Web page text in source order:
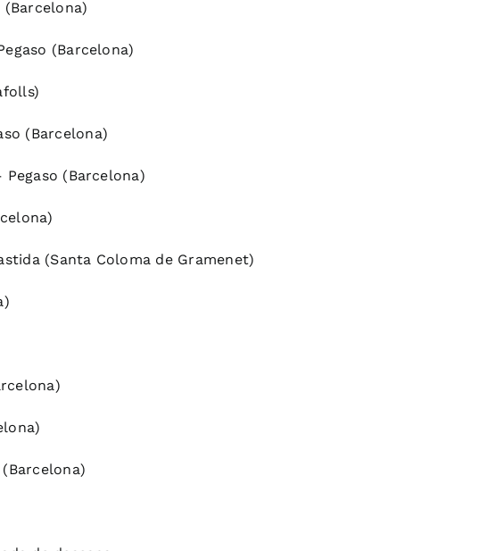
(Barcelona)
(Barcelona)
(Barcelona)
(Barcelona)
(Santa Coloma de Gramenet)